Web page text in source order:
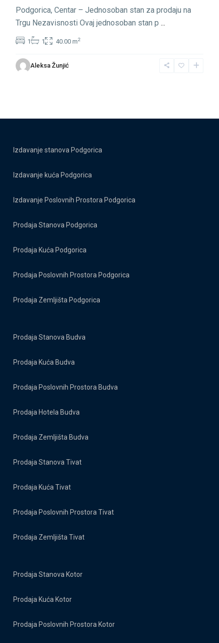
Podgorica, Centar – Jednosoban stan za prodaju na
Trgu Nezavisnosti Ovaj jednosoban stan p ...
1 1 40.00 m2
Aleksa Žunjić
Izdavanje stanova Podgorica
Izdavanje kuća Podgorica
Izdavanje Poslovnih Prostora Podgorica
Prodaja Stanova Podgorica
Prodaja Kuća Podgorica
Prodaja Poslovnih Prostora Podgorica
Prodaja Zemljišta Podgorica
Prodaja Stanova Budva
Prodaja Kuća Budva
Prodaja Poslovnih Prostora Budva
Prodaja Hotela Budva
Prodaja Zemljišta Budva
Prodaja Stanova Tivat
Prodaja Kuća Tivat
Prodaja Poslovnih Prostora Tivat
Prodaja Zemljišta Tivat
Prodaja Stanova Kotor
Prodaja Kuća Kotor
Prodaja Poslovnih Prostora Kotor